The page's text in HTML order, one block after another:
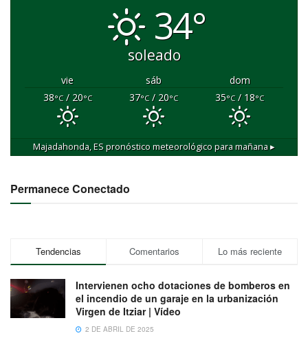
34°
soleado
vie sáb
dom
38°C/ 20°C 37°C/ 20°C 35°C/ 18°C
Majadahonda, ESpronóstico meteorológico para mañana ▸
Permanece Conectado
Tendencias Comentarios Lo más reciente
Intervienen ocho dotaciones de bomberos en
el incendio de un garaje en la urbanización
Virgen de Itziar | Vídeo
2 DE ABRIL DE 2025